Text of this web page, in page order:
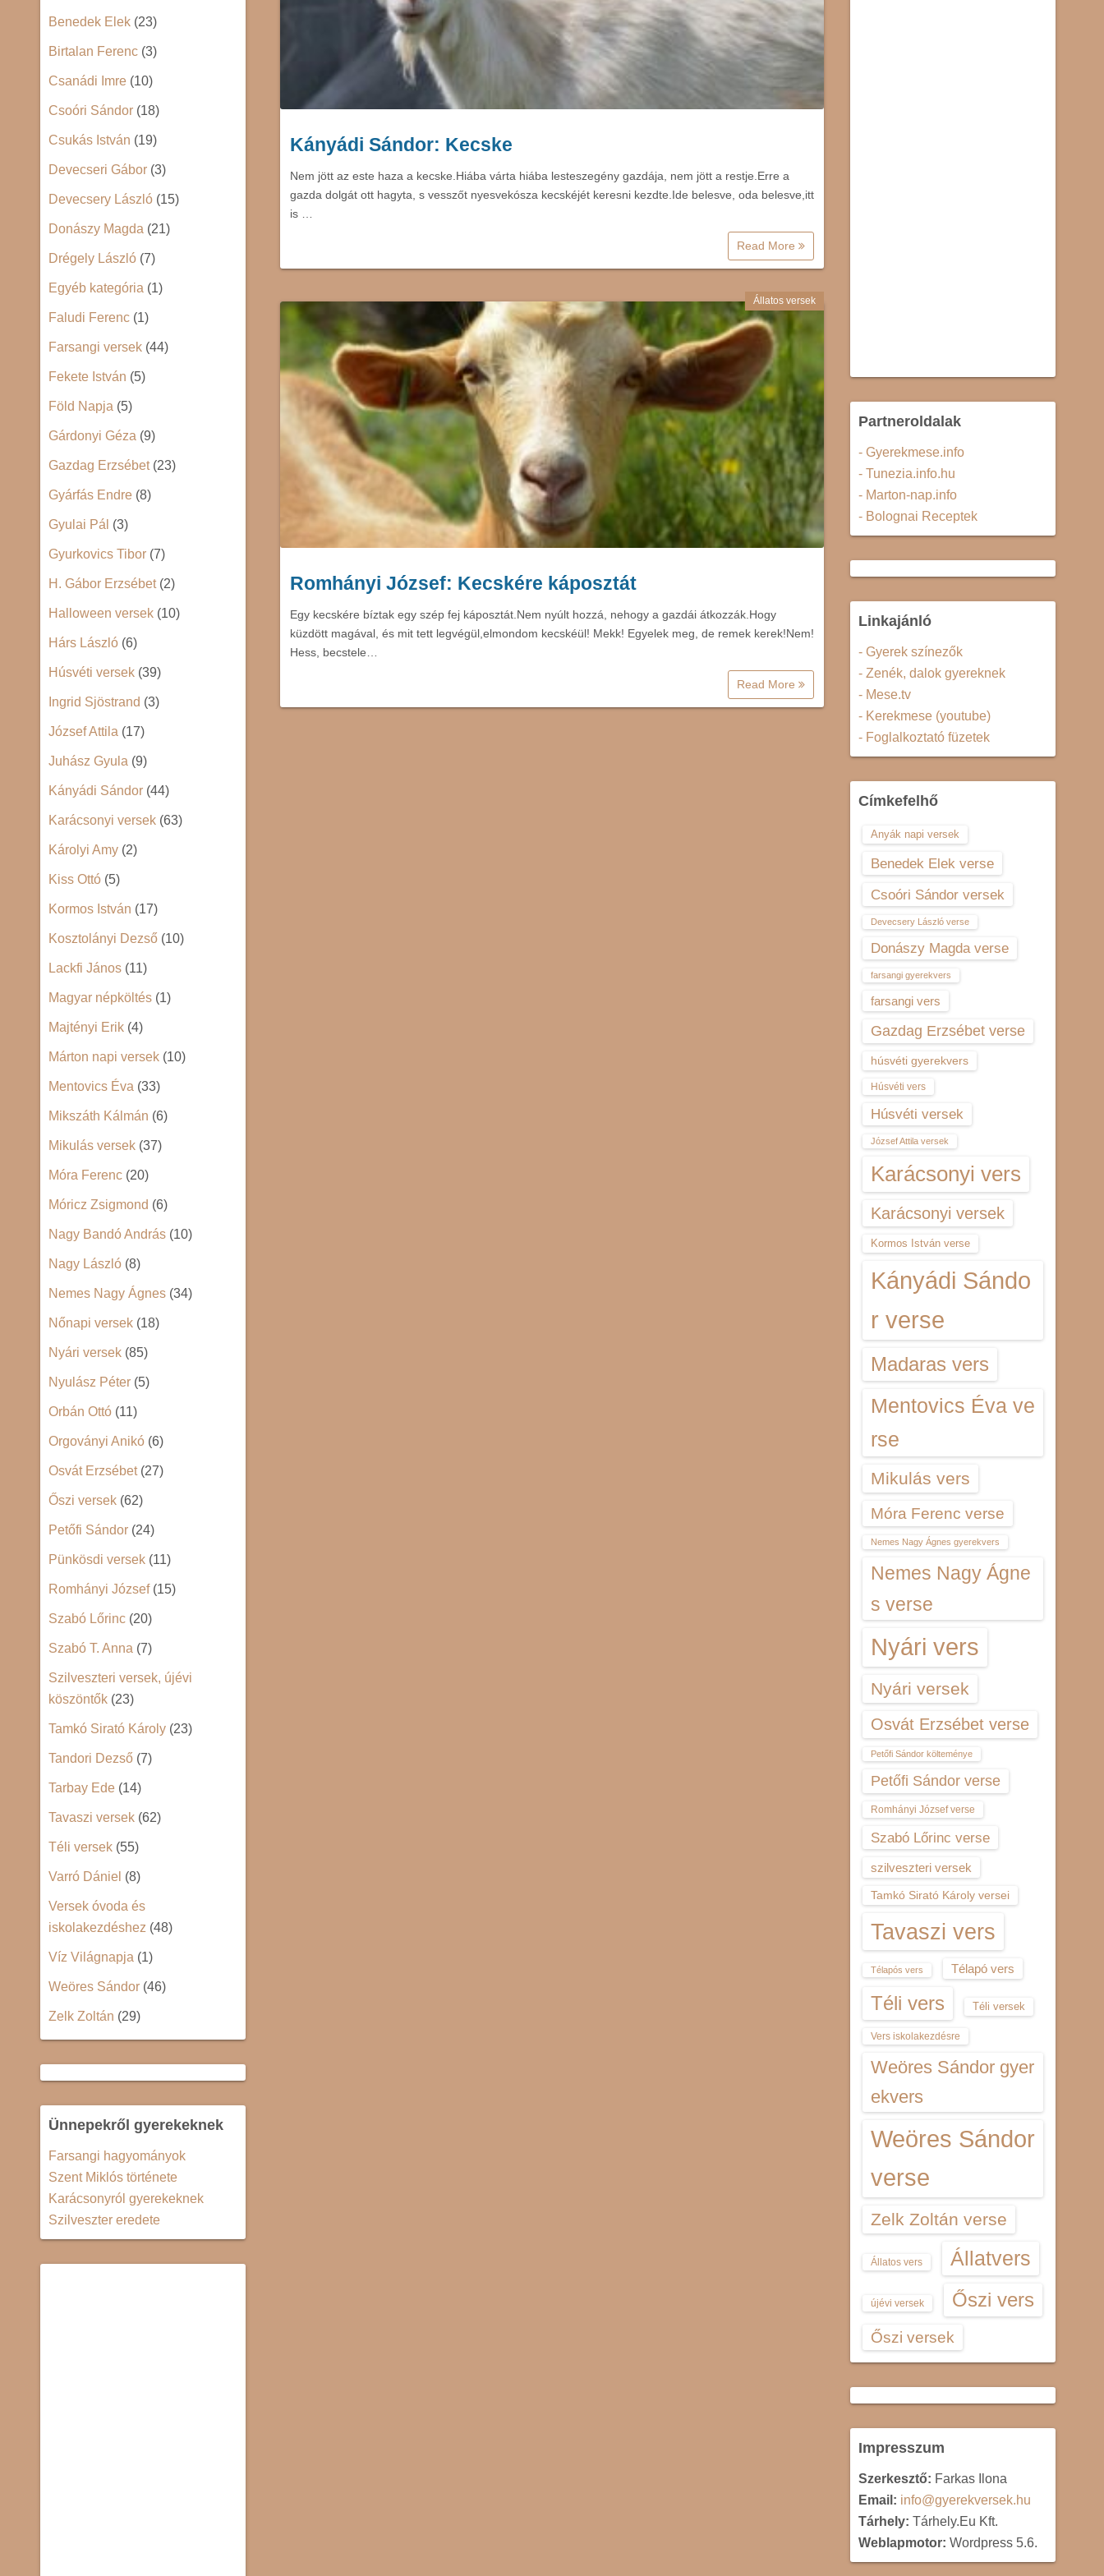
Kányádi Sándor: Kecske
Nem jött az este haza a kecske.Hiába várta hiába lesteszegény gazdája, nem jött a restje.Erre a
gazda dolgát ott hagyta, s vesszőt nyesvekósza kecskéjét keresni kezdte.Ide belesve, oda belesve,itt
is …
Read More
Állatos versek
Romhányi József: Kecskére káposztát
Egy kecskére bíztak egy szép fej káposztát.Nem nyúlt hozzá, nehogy a gazdái átkozzák.Hogy
küzdött magával, és mit tett legvégül,elmondom kecskéül! Mekk! Egyelek meg, de remek kerek!Nem!
Hess, becstele…
Read More
Benedek Elek (23)
Birtalan Ferenc (3)
Csanádi Imre (10)
Csoóri Sándor (18)
Csukás István (19)
Devecseri Gábor (3)
Devecsery László (15)
Donászy Magda (21)
Drégely László (7)
Egyéb kategória (1)
Faludi Ferenc (1)
Farsangi versek (44)
Fekete István (5)
Föld Napja (5)
Gárdonyi Géza (9)
Gazdag Erzsébet(23)
Gyárfás Endre (8)
Gyulai Pál (3)
Gyurkovics Tibor (7)
H. Gábor Erzsébet(2)
Halloween versek (10)
Hárs László (6)
Húsvéti versek (39)
Ingrid Sjöstrand (3)
József Attila (17)
Juhász Gyula (9)
Kányádi Sándor (44)
Karácsonyi versek (63)
Károlyi Amy (2)
Kiss Ottó (5)
Kormos István (17)
Kosztolányi Dezső (10)
Lackfi János (11)
Magyar népköltés (1)
Majtényi Erik (4)
Márton napi versek (10)
Mentovics Éva (33)
Mikszáth Kálmán (6)
Mikulás versek (37)
Móra Ferenc (20)
Móricz Zsigmond (6)
Nagy Bandó András (10)
Nagy László (8)
Nemes Nagy Ágnes (34)
Nőnapi versek (18)
Nyári versek (85)
Nyulász Péter (5)
Orbán Ottó (11)
Orgoványi Anikó (6)
Osvát Erzsébet(27)
Őszi versek (62)
Petőfi Sándor (24)
Pünkösdi versek (11)
Romhányi József(15)
Szabó Lőrinc (20)
Szabó T. Anna (7)
Szilveszteri versek, újévi
köszöntők (23)
Tamkó Sirató Károly (23)
Tandori Dezső (7)
Tarbay Ede (14)
Tavaszi versek (62)
Téli versek (55)
Varró Dániel (8)
Versek óvoda és
iskolakezdéshez (48)
Víz Világnapja (1)
Weöres Sándor (46)
Zelk Zoltán (29)
Ünnepekről gyerekeknek
Farsangi hagyományok
Szent Miklós története
Karácsonyról gyerekeknek
Szilveszter eredete
Partneroldalak
- Gyerekmese.info
- Tunezia.info.hu
- Marton-nap.info
- Bolognai Receptek
Linkajánló
- Gyerek színezők
- Zenék, dalok gyereknek
- Mese.tv
- Kerekmese (youtube)
- Foglalkoztató füzetek
Címkefelhő
Anyák napi versek
Benedek Elek verse
Csoóri Sándor versek
Devecsery László verse
Donászy Magda verse
farsangi gyerekvers
farsangi vers
Gazdag Erzsébet verse
húsvéti gyerekvers
Húsvéti vers
Húsvéti versek
József Attila versek
Karácsonyi vers
Karácsonyi versek
Kormos István verse
Kányádi Sándo
r verse
Madaras vers
Mentovics Éva ve
rse
Mikulás vers
Móra Ferenc verse
Nemes Nagy Ágnes gyerekvers
Nemes Nagy Ágne
s verse
Nyári vers
Nyári versek
Osvát Erzsébet verse
Petőfi Sándor költeménye
Petőfi Sándor verse
Romhányi József verse
Szabó Lőrinc verse
szilveszteri versek
Tamkó Sirató Károly versei
Tavaszi vers
Télapós vers Télapó vers
Téli vers Téli versek
Vers iskolakezdésre
Weöres Sándor gyer
ekvers
Weöres Sándor
verse
Zelk Zoltán verse
Állatos vers Állatvers
újévi versek Őszi vers
Őszi versek
Impresszum
Szerkesztő: Farkas Ilona
Email: info@gyerekversek.hu
Tárhely: Tárhely.Eu Kft.
Weblapmotor: Wordpress 5.6.